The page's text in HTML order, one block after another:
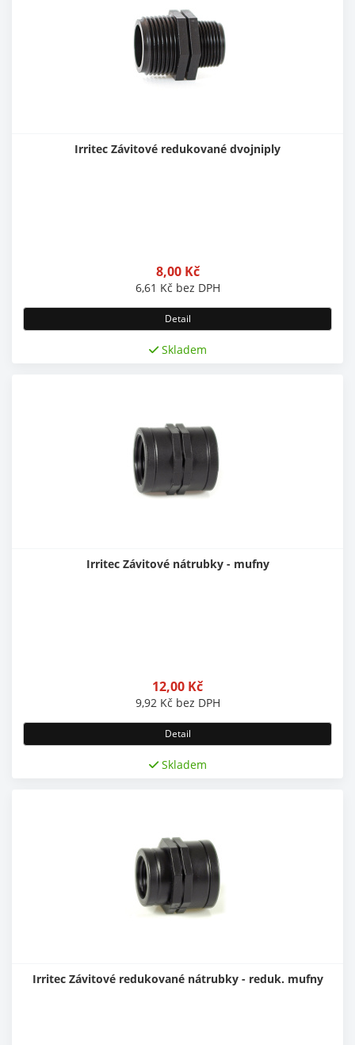
Irritec Závitové redukované dvojniply
8,00 Kč
6,61 Kč bez DPH
Detail
Skladem
Irritec Závitové nátrubky - mufny
12,00 Kč
9,92 Kč bez DPH
Detail
Skladem
Irritec Závitové redukované nátrubky - reduk. mufny